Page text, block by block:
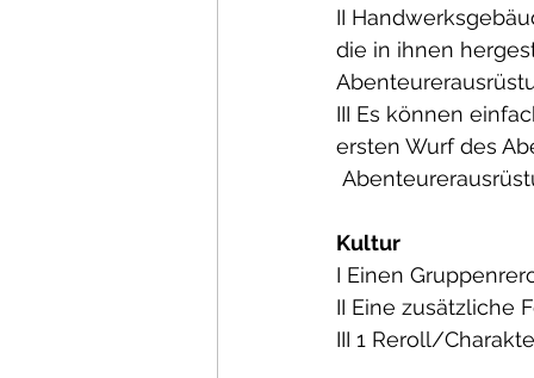
II
die in ihnen
III Es können
ersten Wurf des
Kultur
I Einen
II Eine zusätzliche
III 1 Reroll/